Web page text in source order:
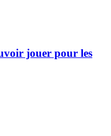
jouer pour les